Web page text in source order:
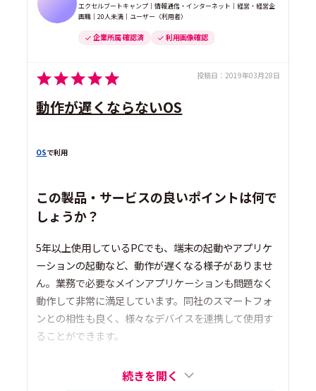
エクセルブートキャンプ｜情報通信・インターネット｜経営・経営企
画職｜20人未満｜ユーザー（利用者）
企業所属 確認済 利用画像確認
投稿日： 2019年03月28日
動作が遅くならないOS
OSで利用
この製品・サービスの良いポイントは何で
しょうか？
5年以上使用しているPCでも、端末の起動やアプリケ
ーションの起動など、動作が遅くなる様子がありませ
ん。業務で必要なメインアプリケーションも問題なく
動作して非常に満足しています。同社のスマートフォ
ンとの相性も良く、様々なデバイスを連携して使用す
ることができます。
続きを開く